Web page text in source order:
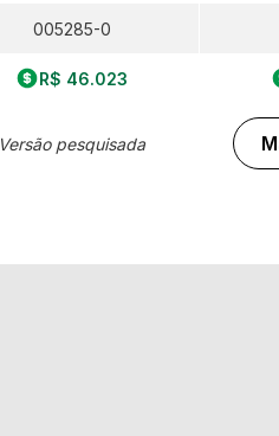
005285-0
R$ 46.023
Versão pesquisada